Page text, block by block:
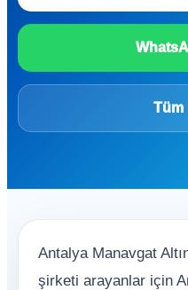
Tüm
Antalya Manavgat
şirketi arayanlar için